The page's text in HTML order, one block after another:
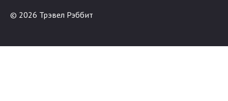
© 2026 Трэвел Рэббит